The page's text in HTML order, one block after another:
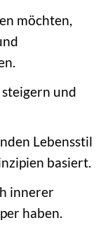
möchten,
und
Lebensstil
basiert.
innerer
haben.